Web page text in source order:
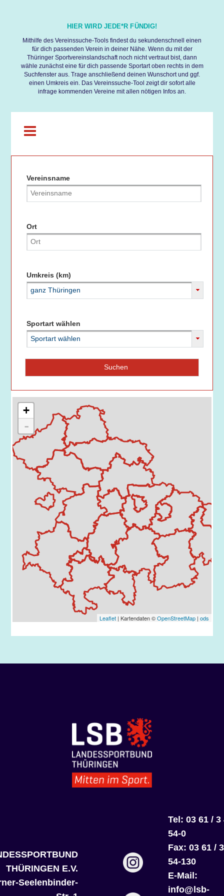
HIER WIRD JEDE*R FÜNDIG!
Mithilfe des Vereinssuche-Tools findest du sekundenschnell einen
für dich passenden Verein in deiner Nähe. Wenn du mit der
Thüringer Sportvereinslandschaft noch nicht vertraut bist, dann
wähle zunächst eine für dich passende Sportart oben rechts in dem
Suchfenster aus. Trage anschließend deinen Wunschort und ggf.
einen Umkreis ein. Das Vereinssuche-Tool zeigt dir sofort alle
infrage kommenden Vereine mit allen nötigen Infos an.
VEREINE
KREIS-
STADTSPORTBÜNDE
VERBÄNDE
Vereinsname
Ort
Umkreis (km)
ganz Thüringen
Sportart wählen
Sportart wählen
Suchen
+
-
Leaflet| Kartendaten ©OpenStreetMap| ods
THÜRINGEN E.V.
Seelenbinder-
Tel: 03 61 / 3
54-0
Fax: 03 61 /
54-130
E-Mail:
info@lsb-